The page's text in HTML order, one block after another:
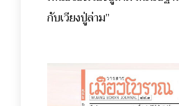
กับเวียงปู่ล่าม”